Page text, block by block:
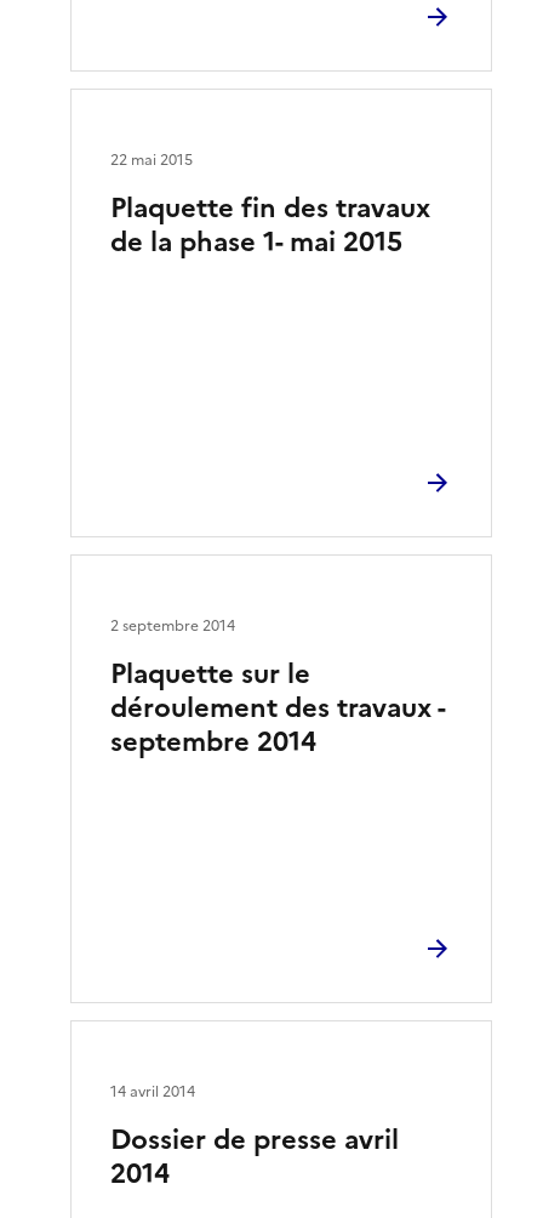
Plaquette fin des travaux
de la phase 1- mai 2015
22 mai 2015
Plaquette sur le
déroulement des travaux -
septembre 2014
2 septembre 2014
Dossier de presse avril
2014
14 avril 2014